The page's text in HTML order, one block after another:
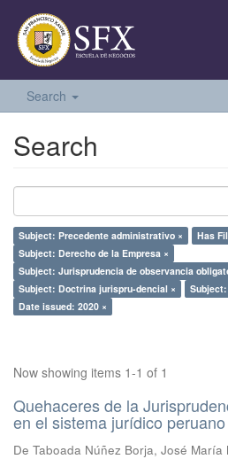
Search
Search
Subject: Precedente administrativo ×
Has
Subject: Derecho de la Empresa ×
Subject: Jurisprudencia de observancia
Subject: Doctrina jurispru-dencial ×
Date issued: 2020 ×
Now showing items 1-1 of 1
Quehaceres de la
en el sistema jurídico
De Taboada Núñez Borja, José María